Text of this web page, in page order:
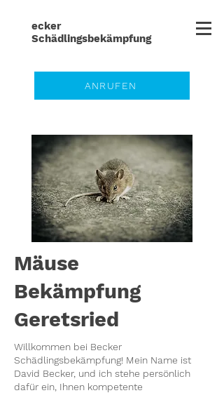
ecker
Schädlingsbekämpfung
ANRUFEN
Mäuse
Bekämpfung
Geretsried
Willkommen bei Becker
Schädlingsbekämpfung! Mein Name ist
David Becker, und ich stehe persönlich
dafür ein, Ihnen kompetente